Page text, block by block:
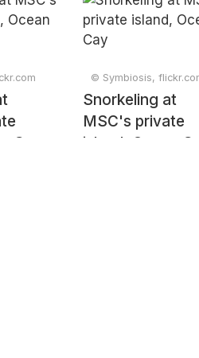
Cay
© Symbiosis,
Snorkeling at
MSC's private
island, Ocean